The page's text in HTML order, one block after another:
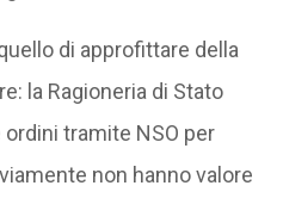
di approfittare della
la Ragioneria di Stato
tramite NSO per
non hanno valore